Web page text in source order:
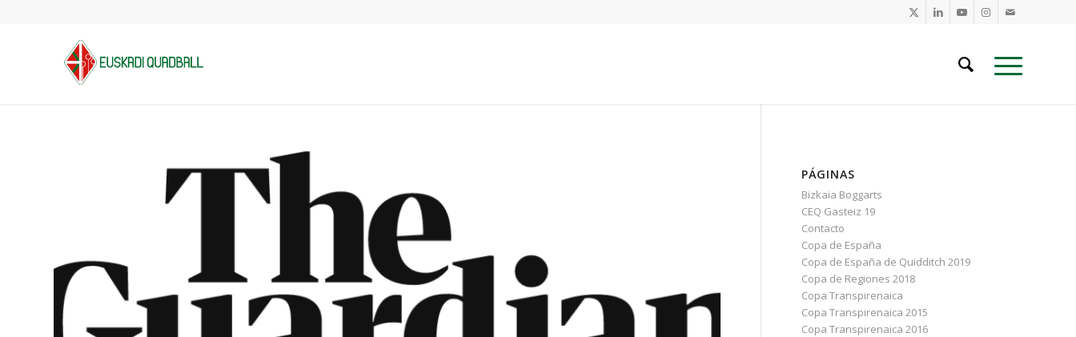
PÁGINAS
Bizkaia Boggarts
CEQ Gasteiz 19
Contacto
Copa de España
Copa de España de Quidditch 2019
Copa de Regiones 2018
Copa Transpirenaica
Copa Transpirenaica 2015
Copa Transpirenaica 2016